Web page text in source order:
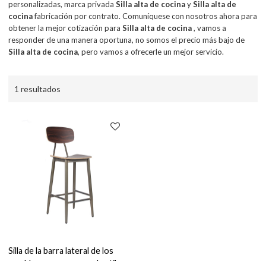
personalizadas, marca privadaSilla alta de cocinaySilla alta de
cocinafabricación por contrato. Comuníquese con nosotros ahora para
obtener la mejor cotización paraSilla alta de cocina, vamos a
responder de una manera oportuna, no somos el precio más bajo de
Silla alta de cocina, pero vamos a ofrecerle un mejor servicio.
1 resultados
Silla de la barra lateral de los